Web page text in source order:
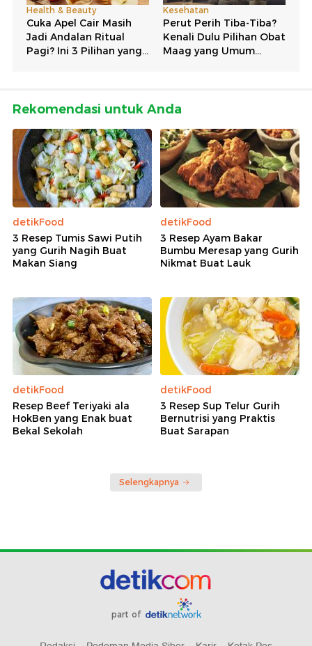
Rekomendasi untuk Anda
detikFood
3 Resep Tumis Sawi Putih
yang Gurih Nagih Buat
Makan Siang
detikFood
3 Resep Ayam Bakar
Bumbu Meresap yang Gurih
Nikmat Buat Lauk
detikFood
Resep Beef Teriyaki ala
HokBen yang Enak buat
Bekal Sekolah
detikFood
3 Resep Sup Telur Gurih
Bernutrisi yang Praktis
Buat Sarapan
Selengkapnya
part of